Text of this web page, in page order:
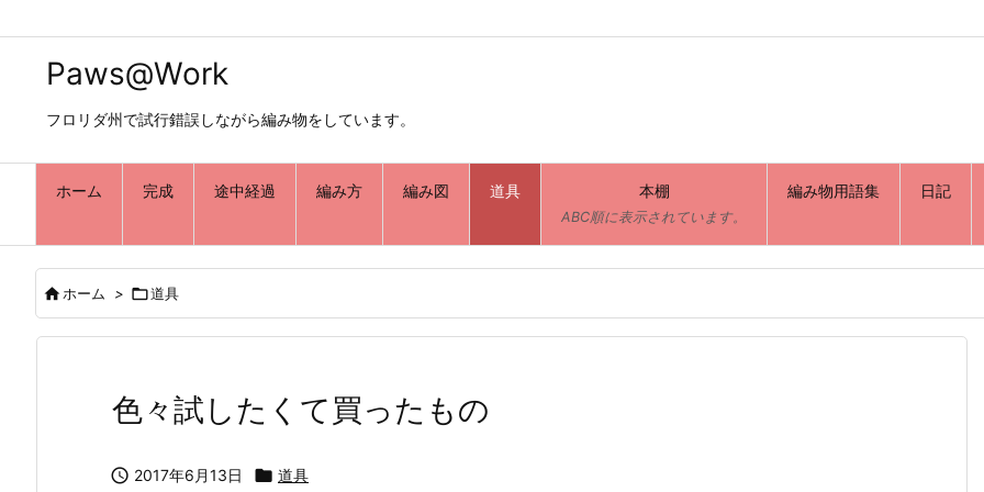
Paws@Work
フロリダ州で試行錯誤しながら編み物をしています。
ホーム 完成 途中経過 編み方 編み図 道具 本棚
ABC順に表示されています。
編み物用語集 日記
ホーム > 道具
色々試したくて買ったもの
 2017年6月13日  道具